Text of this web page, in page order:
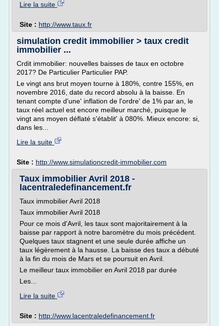
Lire la suite
Site : http://www.taux.fr
simulation credit immobilier > taux credit
immobilier ...
Crdit immobilier: nouvelles baisses de taux en octobre
2017? De Particulier Particulier PAP.
Le vingt ans brut moyen tourne à 180%, contre 155%, en
novembre 2016, date du record absolu à la baisse. En
tenant compte d'une' inflation de l'ordre' de 1% par an, le
taux réel actuel est encore meilleur marché, puisque le
vingt ans moyen déflaté s'établit' à 080%. Mieux encore: si,
dans les...
Lire la suite
Site : http://www.simulationcredit-immobilier.com
Taux immobilier Avril 2018 -
lacentraledefinancement.fr
Taux immobilier Avril 2018
Taux immobilier Avril 2018
Pour ce mois d'Avril, les taux sont majoritairement à la
baisse par rapport à notre baromètre du mois précédent.
Quelques taux stagnent et une seule durée affiche un
taux légèrement à la hausse. La baisse des taux a débuté
à la fin du mois de Mars et se poursuit en Avril.
Le meilleur taux immobilier en Avril 2018 par durée
Les...
Lire la suite
Site : http://www.lacentraledefinancement.fr